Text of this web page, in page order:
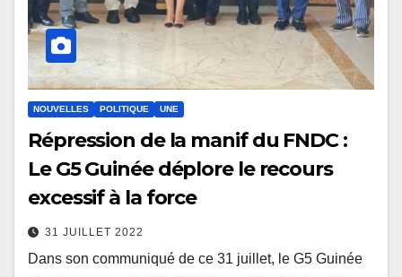
NOUVELLES POLITIQUE UNE
Répression de la manif du FNDC :
Le G5 Guinée déplore le recours
excessif à la force
31 JUILLET 2022
Dans son communiqué de ce 31 juillet, le G5 Guinée